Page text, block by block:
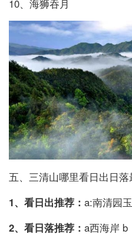
10、海狮吞月
五、三清山哪里看日出日落
1、看日出推荐： a:南清园
2、看日落推荐： a西海岸 b